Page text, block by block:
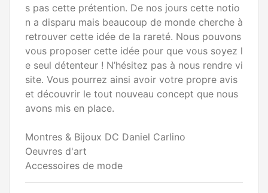
s pas cette prétention. De nos jours cette notio
n a disparu mais beaucoup de monde cherche à
retrouver cette idée de la rareté. Nous pouvons
vous proposer cette idée pour que vous soyez l
e seul détenteur ! N’hésitez pas à nous rendre vi
site. Vous pourrez ainsi avoir votre propre avis
et découvrir le tout nouveau concept que nous
avons mis en place.
Montres & Bijoux DC Daniel Carlino
Oeuvres d'art
Accessoires de mode